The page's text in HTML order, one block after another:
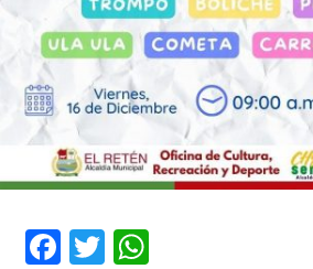
Facebook
TwitterWhatsApp